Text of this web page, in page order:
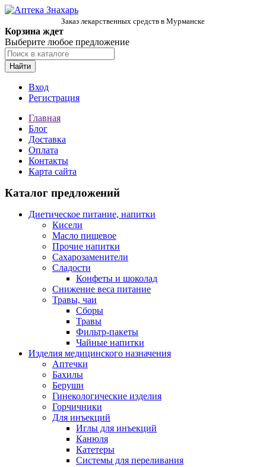
Заказ лекарственных средств в Мурманске
Корзина ждет
Выберите любое предложение
Найти
Вход
Регистрация
Главная
Блог
Доставка
Оплата
Контакты
Карта сайта
Каталог предложений
Диетическое питание, напитки
Кисели
Масло пищевое
Прочие напитки
Сахарозаменители
Сладости
Конфеты и шоколад
Снижение веса питание
Травы, чаи
Сборы
Травы
Фильтр-пакеты
Чайные напитки
Изделия медицинского назначения
Аптечки
Бахилы
Беруши
Гинекологические изделия
Горчичники
Для инъекций
Иглы для инъекций
Канюля
Катетеры
Системы для переливания